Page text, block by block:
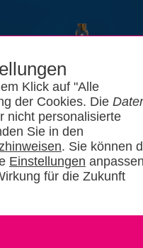
Klick auf "Alle
der Cookies. Die
nicht personalisierte
Sie in den
. Sie können
Einstellungen
für die Zukunft
Dafür